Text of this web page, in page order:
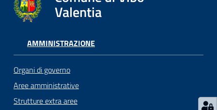
argomenti...
Seguici
su
Valentia
AMMINISTRAZIONE
Organi di governo
Aree amministrative
Strutture extra aree